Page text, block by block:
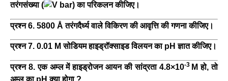
तरंगसंख्या (
) का परिकलन कीजिए।
प्रश्न 6. 5800 Å तरंगदैर्ध्य वाले विकिरण की आवृत्ति की गणना कीजिए।
प्रश्न 7. 0.01 M सोडियम हाइड्रॉक्साइड विलयन का pH ज्ञात कीजिए।
प्रश्न 8. एक अम्ल में हाइड्रोजन आयन की सांद्रता 4.8×10-3 M हो, तो
अम्ल का pH क्या होगा ?